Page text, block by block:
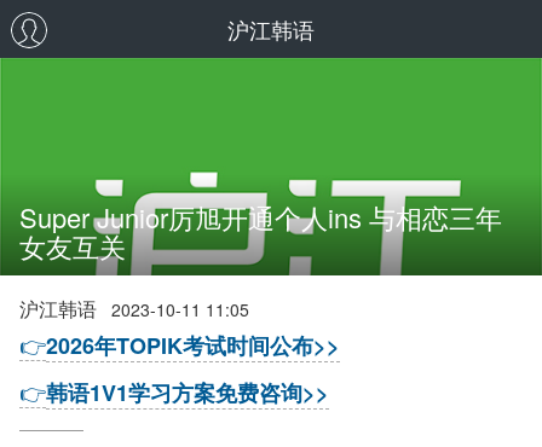
沪江韩语
Super Junior厉旭开通个人ins 与相恋三年
女友互关
沪江韩语 2023-10-11 11:05
👉2026年TOPIK考试时间公布>>
👉韩语1V1学习方案免费咨询>>